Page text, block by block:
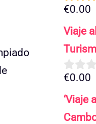
5.00
€0.00
Viaje
0
e
5
€0.00
‘Viaje